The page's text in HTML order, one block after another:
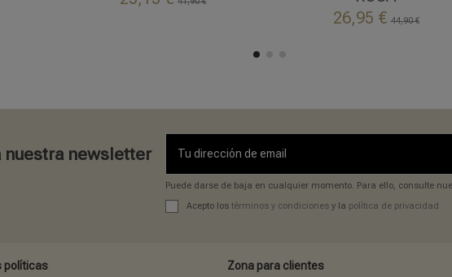
26,95 €44,90 €
 Añadir al carrito
nuestra newsletter
Puede darse de baja en cualquier momento. Para ello, consulte
Acepto los términos y condiciones y la política de privacidad
políticas Zona para clientes